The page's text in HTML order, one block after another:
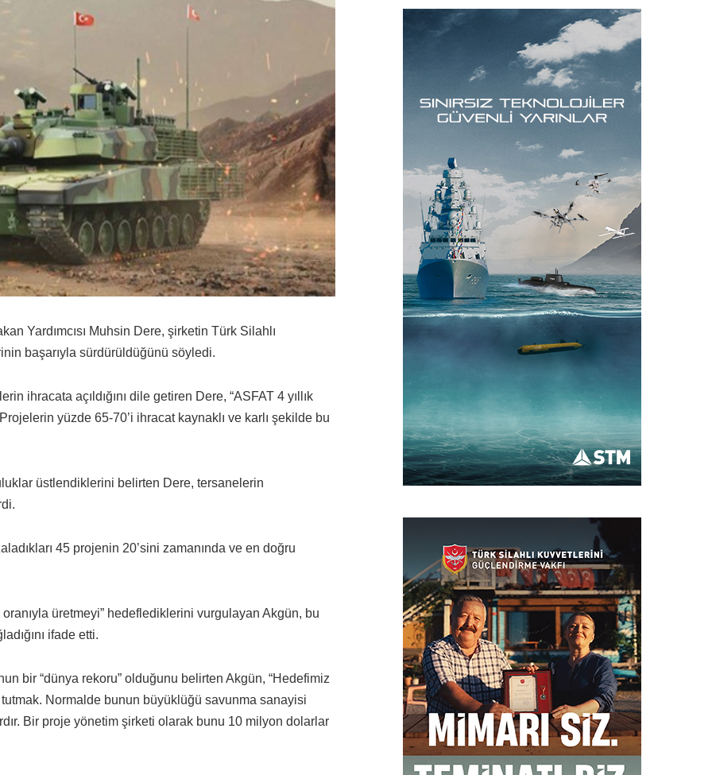
Yardımcısı Muhsin Dere, şirketin Türk Silahlı
başarıyla sürdürüldüğünü söyledi.
ihracata açıldığını dile getiren Dere, “ASFAT 4 yıllık
yüzde 65-70’i ihracat kaynaklı ve karlı şekilde bu
üstlendiklerini belirten Dere, tersanelerin
45 projenin 20’sini zamanında ve en doğru
üretmeyi” hedeflediklerini vurgulayan Akgün, bu
ifade etti.
bir “dünya rekoru” olduğunu belirten Akgün, “Hedefimiz
Normalde bunun büyüklüğü savunma sanayisi
Bir proje yönetim şirketi olarak bunu 10 milyon dolarlar